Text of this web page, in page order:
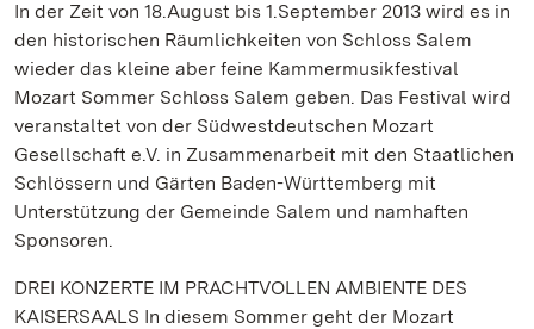
In der Zeit von 18.August bis 1.September 2013 wird es in
den historischen Räumlichkeiten von Schloss Salem
wieder das kleine aber feine Kammermusikfestival
Mozart Sommer Schloss Salem geben. Das Festival wird
veranstaltet von der Südwestdeutschen Mozart
Gesellschaft e.V. in Zusammenarbeit mit den Staatlichen
Schlössern und Gärten Baden-Württemberg mit
Unterstützung der Gemeinde Salem und namhaften
Sponsoren.
DREI KONZERTE IM PRACHTVOLLEN AMBIENTE DES
KAISERSAALS In diesem Sommer geht der Mozart